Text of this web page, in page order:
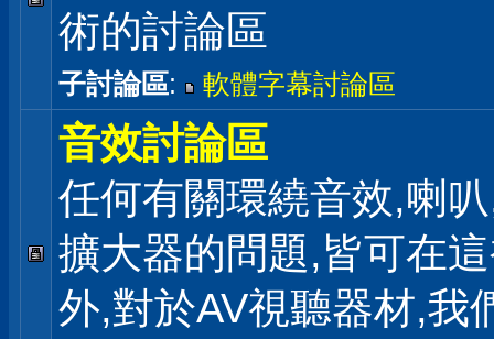
術的討論區
子討論區: 軟體字幕討論區
音效討論區
任何有關環繞音效,喇
擴大器的問題,皆可在
外,對於AV視聽器材,我